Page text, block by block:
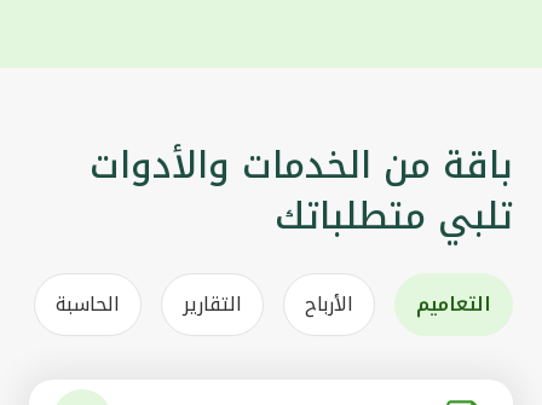
باقة من الخدمات والأدوات
تلبي متطلباتك
التعاميم الأرباح التقارير الحاسبة